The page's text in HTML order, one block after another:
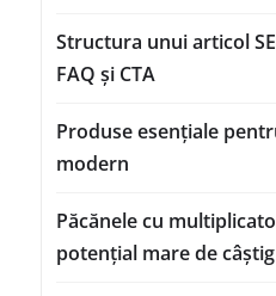
Structura unui articol
FAQ și CTA
Produse esențiale
modern
Păcănele cu
potențial mare de câștig